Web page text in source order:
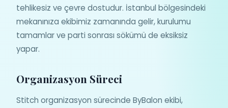
tehlikesiz ve çevre dostudur. İstanbul bölgesindeki
mekanınıza ekibimiz zamanında gelir, kurulumu
tamamlar ve parti sonrası sökümü de eksiksiz
yapar.
Organizasyon Süreci
Stitch organizasyon sürecinde ByBalon ekibi,